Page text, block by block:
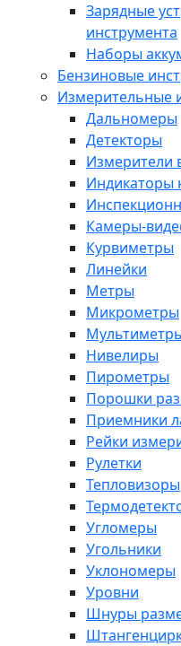
Зарядные
инструмента
Наборы
Бензиновые
Измерительные
Дальномеры
Детекторы
Измерители
Индикаторы
Камеры-
Курвиметры
Линейки
Метры
Микрометры
Нивелиры
Пирометры
Порошки
Приемники
Рейки
Рулетки
Тепловизоры
Угломеры
Угольники
Уклономеры
Уровни
Шнуры